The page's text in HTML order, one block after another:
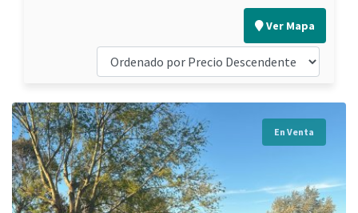
Ver Mapa
En Venta